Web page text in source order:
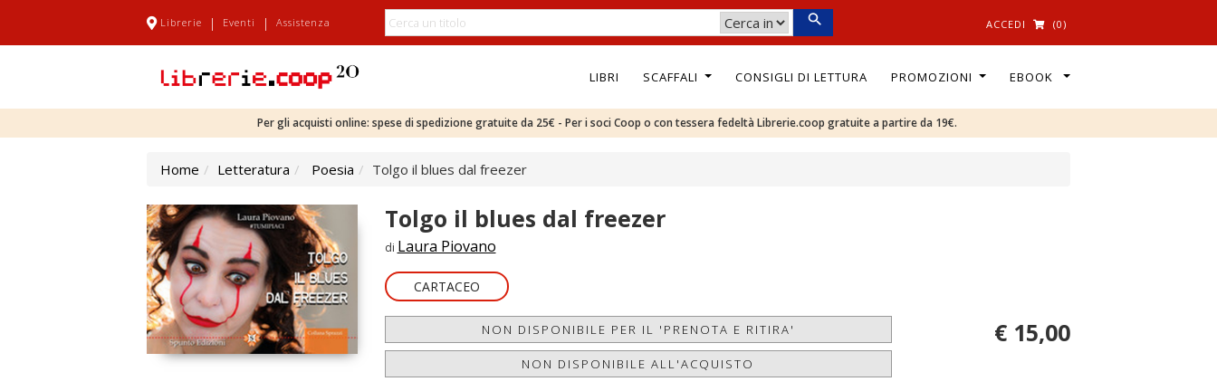
Librerie | Eventi | Assistenza ACCEDI (0)
LIBRI SCAFFALI CONSIGLI DI LETTURA PROMOZIONI EBOOK
Per gli acquisti online: spese di spedizione gratuite da 25€ - Per i soci Coop o con tessera fedeltà Librerie.coop gratuite a partire da 19€.
Home Letteratura Poesia Tolgo il blues dal freezer
Tolgo il blues dal freezer
di Laura Piovano
CARTACEO
NON DISPONIBILE PER IL 'PRENOTA E RITIRA'
NON DISPONIBILE ALL'ACQUISTO
€ 15,00